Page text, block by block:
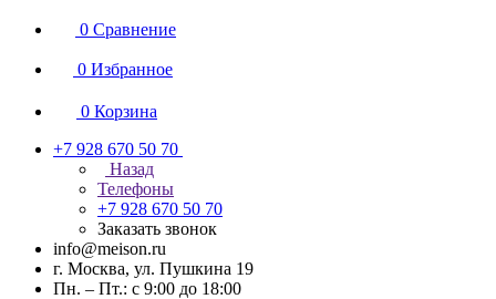
0 Сравнение
0 Избранное
0 Корзина
+7 928 670 50 70
Назад
Телефоны
+7 928 670 50 70
Заказать звонок
info@meison.ru
г. Москва, ул. Пушкина 19
Пн. – Пт.: с 9:00 до 18:00